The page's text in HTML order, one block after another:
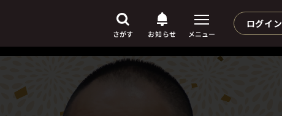
さがす お知らせ メニュー
ログイン